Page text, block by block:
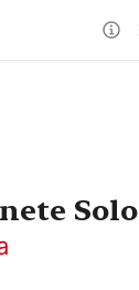
Solo